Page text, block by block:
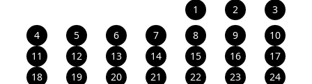
1 2
3
4
5 6 7 8 9
10
11
12 13 14 15 16
17
18
19 20 21 22 23
24